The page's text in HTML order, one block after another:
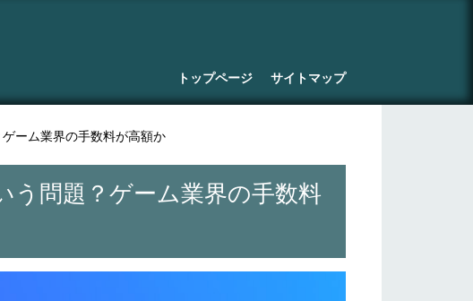
トップページ サイトマップ
ゲーム業界の手数料が高額か
う問題？ゲーム業界の手数料